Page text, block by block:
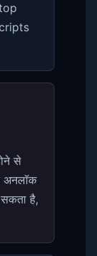
से
अनलॉक
है,